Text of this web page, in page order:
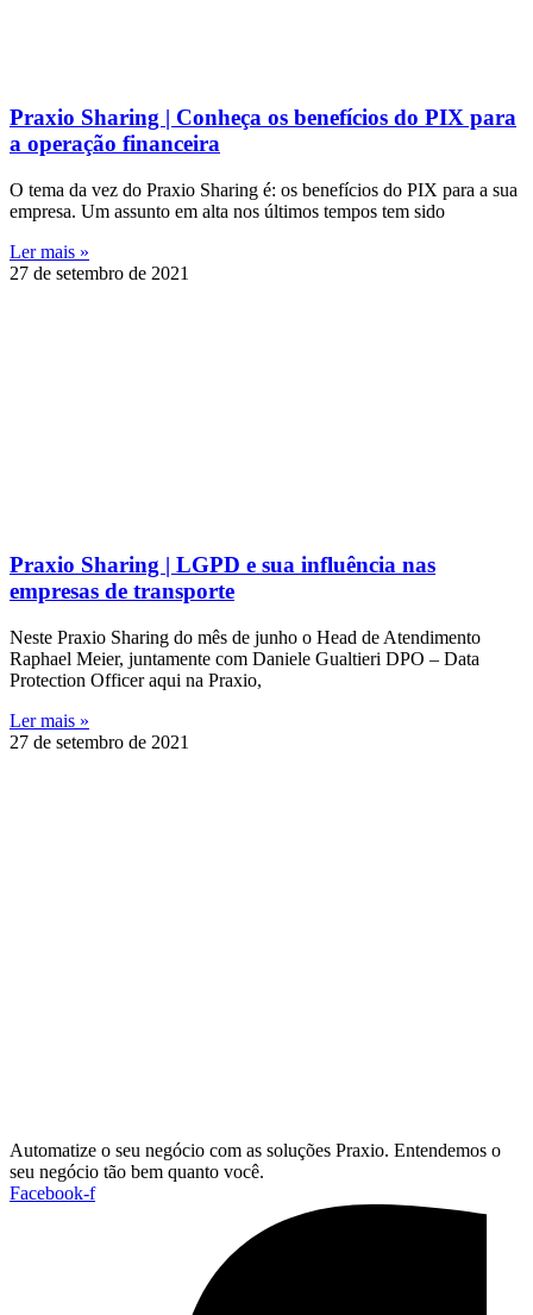
Praxio Sharing | Conheça os benefícios do PIX para
a operação financeira
O tema da vez do Praxio Sharing é: os benefícios do PIX para a sua
empresa. Um assunto em alta nos últimos tempos tem sido
Ler mais »
27 de setembro de 2021
Praxio Sharing | LGPD e sua influência nas
empresas de transporte
Neste Praxio Sharing do mês de junho o Head de Atendimento
Raphael Meier, juntamente com Daniele Gualtieri DPO – Data
Protection Officer aqui na Praxio,
Ler mais »
27 de setembro de 2021
Automatize o seu negócio com as soluções Praxio. Entendemos o
seu negócio tão bem quanto você.
Facebook-f